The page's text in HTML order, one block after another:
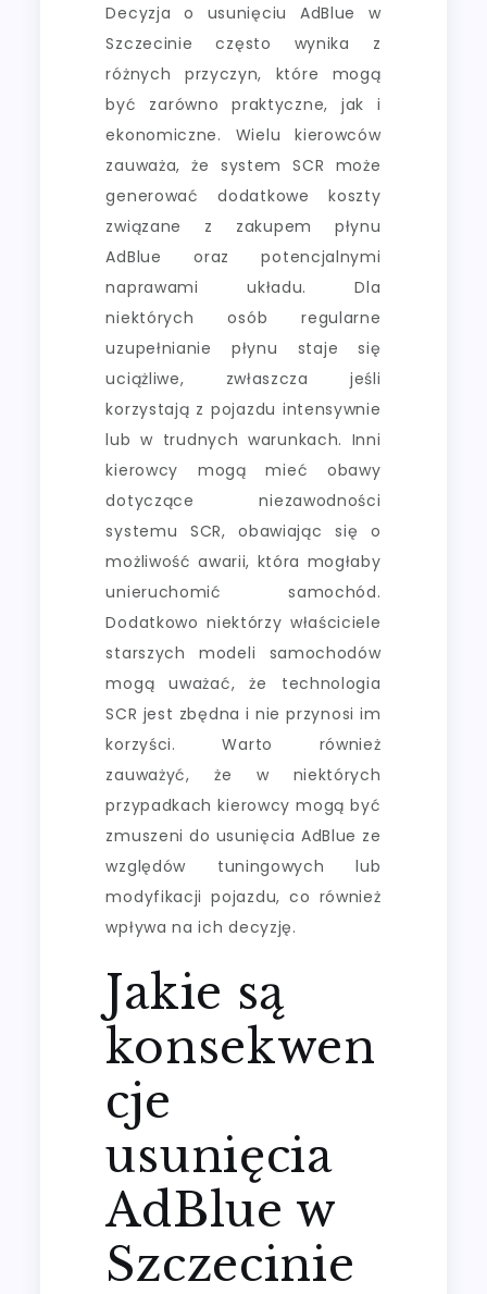
Decyzja o usunięciu AdBlue w
Szczecinie często wynika z
różnych przyczyn, które mogą
być zarówno praktyczne, jak i
ekonomiczne. Wielu kierowców
zauważa, że system SCR może
generować dodatkowe koszty
związane z zakupem płynu
AdBlue oraz potencjalnymi
naprawami układu. Dla
niektórych osób regularne
uzupełnianie płynu staje się
uciążliwe, zwłaszcza jeśli
korzystają z pojazdu intensywnie
lub w trudnych warunkach. Inni
kierowcy mogą mieć obawy
dotyczące niezawodności
systemu SCR, obawiając się o
możliwość awarii, która mogłaby
unieruchomić samochód.
Dodatkowo niektórzy właściciele
starszych modeli samochodów
mogą uważać, że technologia
SCR jest zbędna i nie przynosi im
korzyści. Warto również
zauważyć, że w niektórych
przypadkach kierowcy mogą być
zmuszeni do usunięcia AdBlue ze
względów tuningowych lub
modyfikacji pojazdu, co również
wpływa na ich decyzję.
Jakie są
konsekwen
cje
usunięcia
AdBlue w
Szczecinie